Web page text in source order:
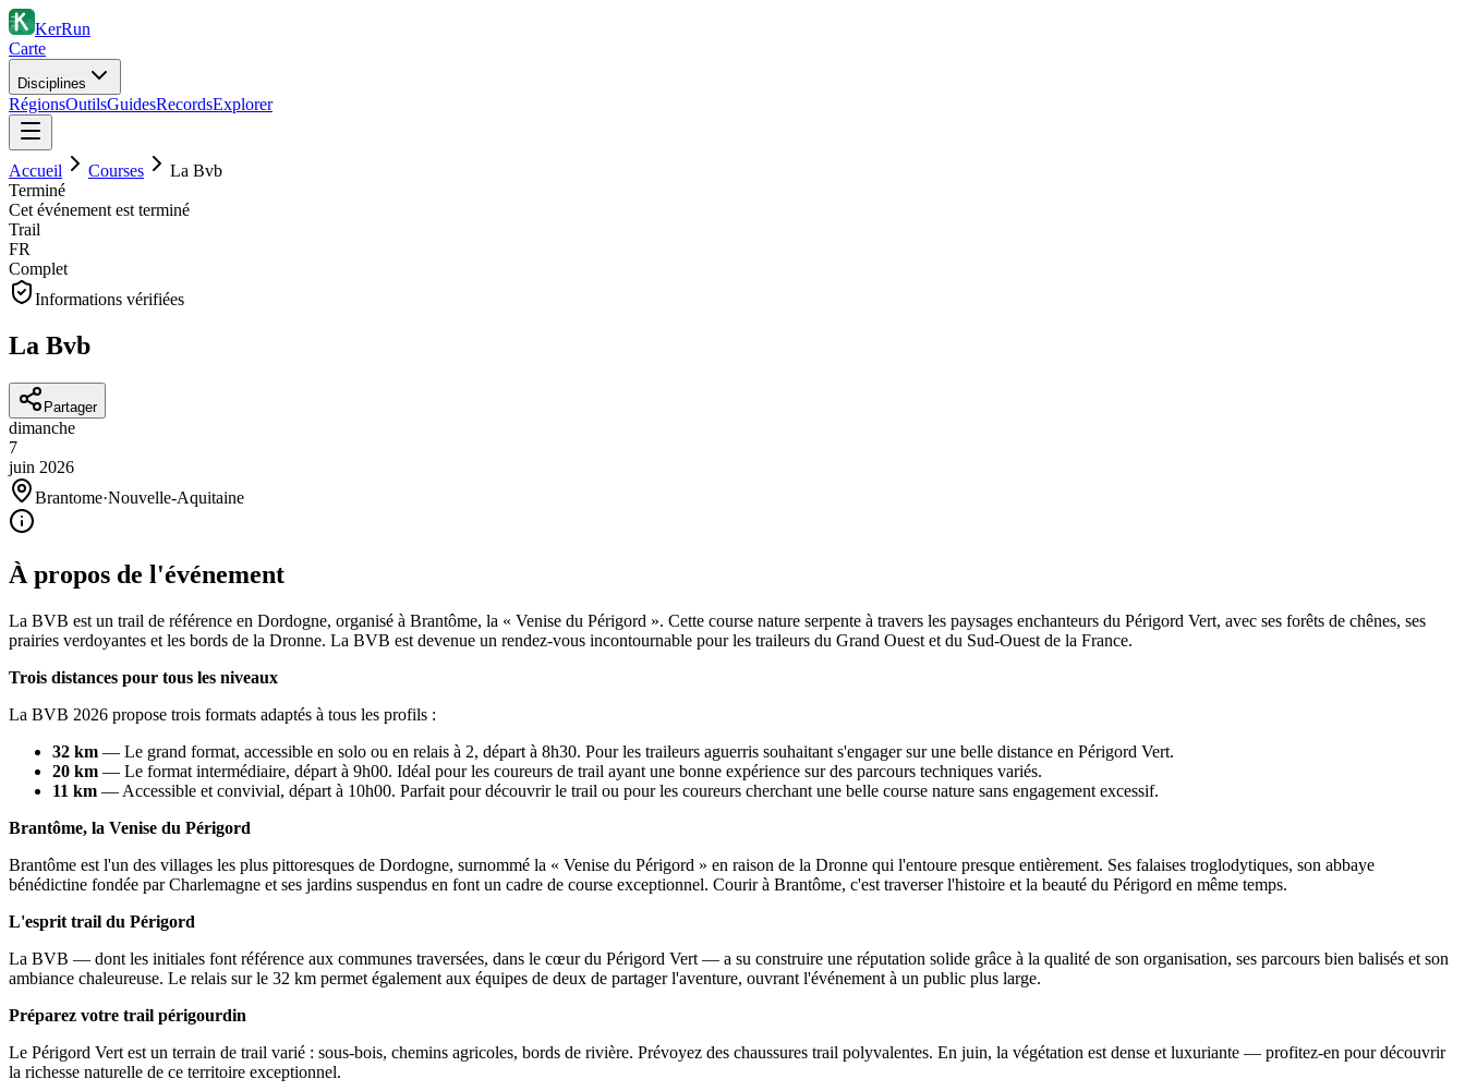
KerRun
Carte
Disciplines
RégionsOutilsGuidesRecordsExplorer
Accueil Courses
La Bvb
Terminé
Cet événement est terminé
Trail
FR
Complet
Informations vérifiées
La Bvb
Partager
dimanche
7
juin 2026
Brantome·Nouvelle-Aquitaine
À propos de l'événement
La BVB est un trail de référence en Dordogne, organisé à Brantôme, la « Venise du Périgord ». Cette course nature serpente à travers les paysages enchanteurs du Périgord Vert, avec ses forêts de chênes, ses
prairies verdoyantes et les bords de la Dronne. La BVB est devenue un rendez-vous incontournable pour les traileurs du Grand Ouest et du Sud-Ouest de la France.
Trois distances pour tous les niveaux
La BVB 2026 propose trois formats adaptés à tous les profils :
32 km — Le grand format, accessible en solo ou en relais à 2, départ à 8h30. Pour les traileurs aguerris souhaitant s'engager sur une belle distance en Périgord Vert.
20 km — Le format intermédiaire, départ à 9h00. Idéal pour les coureurs de trail ayant une bonne expérience sur des parcours techniques variés.
11 km — Accessible et convivial, départ à 10h00. Parfait pour découvrir le trail ou pour les coureurs cherchant une belle course nature sans engagement excessif.
Brantôme, la Venise du Périgord
Brantôme est l'un des villages les plus pittoresques de Dordogne, surnommé la « Venise du Périgord » en raison de la Dronne qui l'entoure presque entièrement. Ses falaises troglodytiques, son abbaye
bénédictine fondée par Charlemagne et ses jardins suspendus en font un cadre de course exceptionnel. Courir à Brantôme, c'est traverser l'histoire et la beauté du Périgord en même temps.
L'esprit trail du Périgord
La BVB — dont les initiales font référence aux communes traversées, dans le cœur du Périgord Vert — a su construire une réputation solide grâce à la qualité de son organisation, ses parcours bien balisés et son
ambiance chaleureuse. Le relais sur le 32 km permet également aux équipes de deux de partager l'aventure, ouvrant l'événement à un public plus large.
Préparez votre trail périgourdin
Le Périgord Vert est un terrain de trail varié : sous-bois, chemins agricoles, bords de rivière. Prévoyez des chaussures trail polyvalentes. En juin, la végétation est dense et luxuriante — profitez-en pour découvrir
la richesse naturelle de ce territoire exceptionnel.